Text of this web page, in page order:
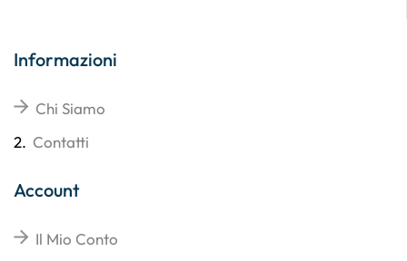
Informazioni
Chi Siamo
2. Contatti
Account
Il Mio Conto